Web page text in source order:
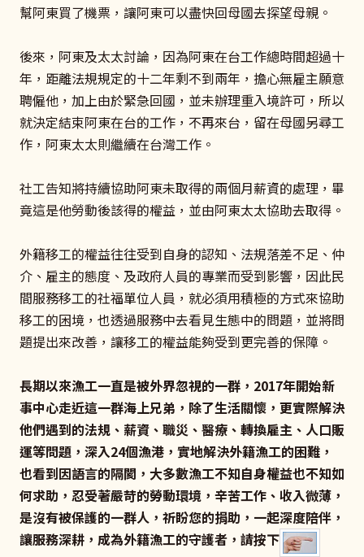
幫阿東買了機票，讓阿東可以盡快回母國去探望母親。
後來，阿東及太太討論，因為阿東在台工作總時間超過十
年，距離法規規定的十二年剩不到兩年，擔心無雇主願意
聘僱他，加上由於緊急回國，並未辦理重入境許可，所以
就決定結束阿東在台的工作，不再來台，留在母國另尋工
作，阿東太太則繼續在台灣工作。
社工告知將持續協助阿東未取得的兩個月薪資的處理，畢
竟這是他勞動後該得的權益，並由阿東太太協助去取得。
外籍移工的權益往往受到自身的認知、法規落差不足、仲
介、雇主的態度、及政府人員的專業而受到影響，因此民
間服務移工的社福單位人員，就必須用積極的方式來協助
移工的困境，也透過服務中去看見生態中的問題，並將問
題提出來改善，讓移工的權益能夠受到更完善的保障。
長期以來漁工一直是被外界忽視的一群，2017年開始新
事中心走近這一群海上兄弟，除了生活關懷，更實際解決
他們遇到的法規、薪資、職災、醫療、轉換雇主、人口販
運等問題，深入24個漁港，實地解決外籍漁工的困難，
也看到因語言的隔閡，大多數漁工不知自身權益也不知如
何求助，忍受著嚴苛的勞動環境，辛苦工作、收入微薄，
是沒有被保護的一群人，祈盼您的捐助，一起深度陪伴，
讓服務深耕，成為外籍漁工的守護者，請按下